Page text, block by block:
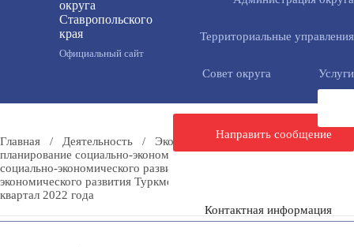
округа
Ставропольского
края
Официальный сайт
Территориальные управления
Совет округа Услуги
Направить сообщение
Контактная информация
Главная / Деятельность / Экономика /
Стратегическое
планирование социально-экономического развития
/
Итоги
социально-экономического развития
экономического развития Туркменского муниципального округа за I
квартал 2022 года